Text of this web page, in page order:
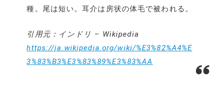
種。尾は短い。耳介は房状の体毛で被われる。
引用元：インドリ – Wikipedia
https://ja.wikipedia.org/wiki/%E3%82%A4%E
3%83%B3%E3%83%89%E3%83%AA